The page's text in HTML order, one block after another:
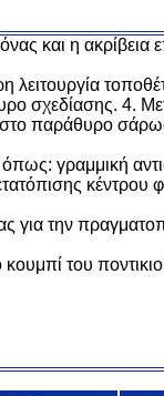
και η
λειτουργία
σχεδίασης. 4.
παράθυρο
γραμμική
κέντρου
για την
του